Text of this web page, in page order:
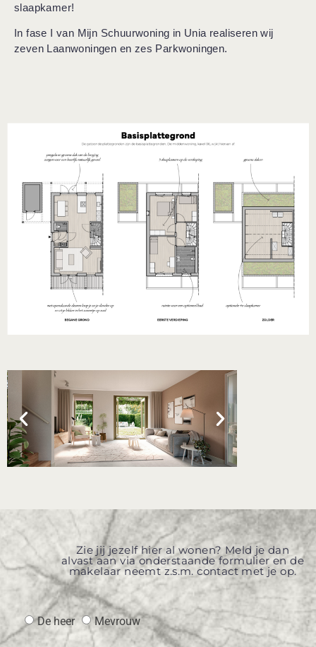
slaapkamer!
In fase I van Mijn Schuurwoning in Unia realiseren wij
zeven Laanwoningen en zes Parkwoningen.
Zie jij jezelf hier al wonen? Meld je dan
alvast aan via onderstaande formulier en de
makelaar neemt z.s.m. contact met je op.
De heer Mevrouw